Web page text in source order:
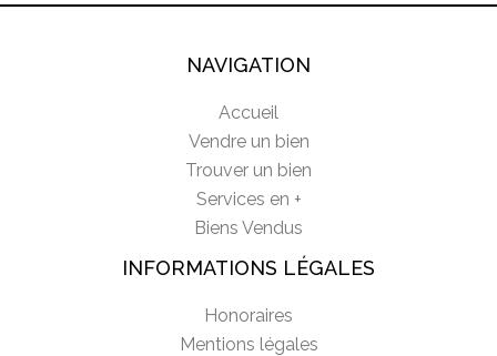
NAVIGATION
Accueil
Vendre un bien
Trouver un bien
Services en +
Biens Vendus
INFORMATIONS LÉGALES
Honoraires
Mentions légales